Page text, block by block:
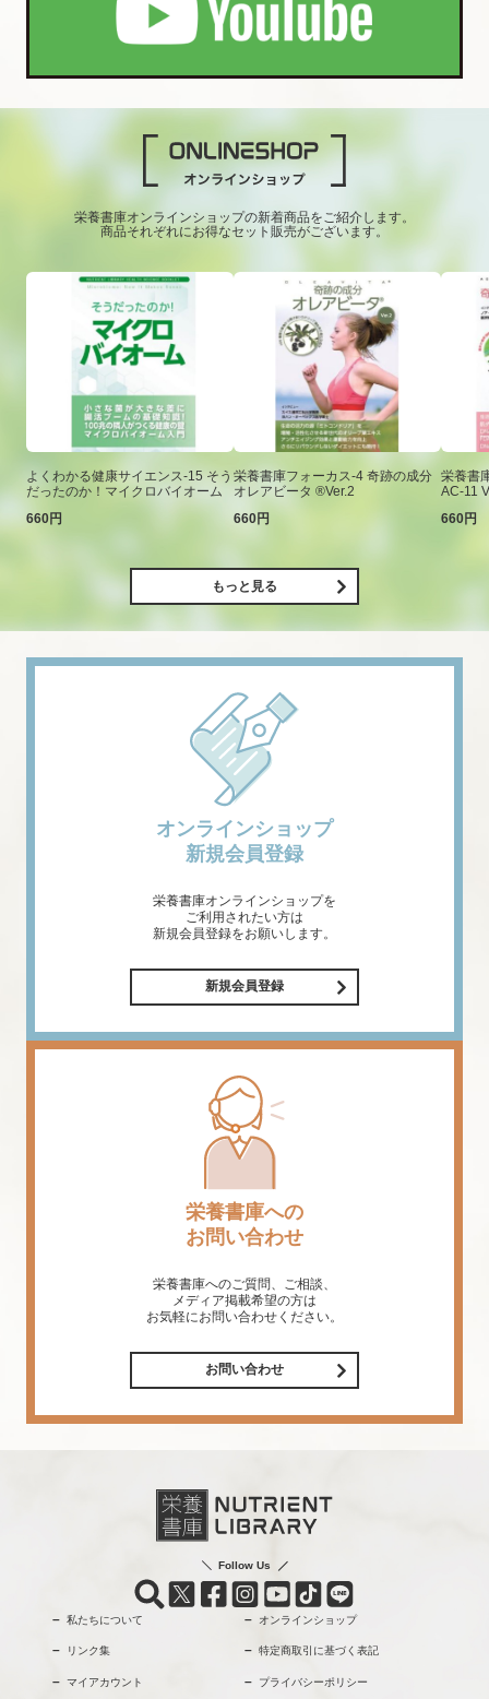
栄養書庫オンラインショップの新着商品をご紹介します。
商品それぞれにお得なセット販売がございます。
よくわかる健康サイエンス-15 そう
だったのか！マイクロバイオーム
660円
栄養書庫フォーカス-4 奇跡の成分
オレアビータ ®Ver.2
660円
栄養書
AC-11
660円
もっと見る
オンラインショップ
新規会員登録
栄養書庫オンラインショップを
ご利用されたい方は
新規会員登録をお願いします。
新規会員登録
栄養書庫への
お問い合わせ
栄養書庫へのご質問、ご相談、
メディア掲載希望の方は
お気軽にお問い合わせください。
お問い合わせ
Follow Us
私たちについて オンラインショップ
リンク集 特定商取引に基づく表記
マイアカウント プライバシーポリシー